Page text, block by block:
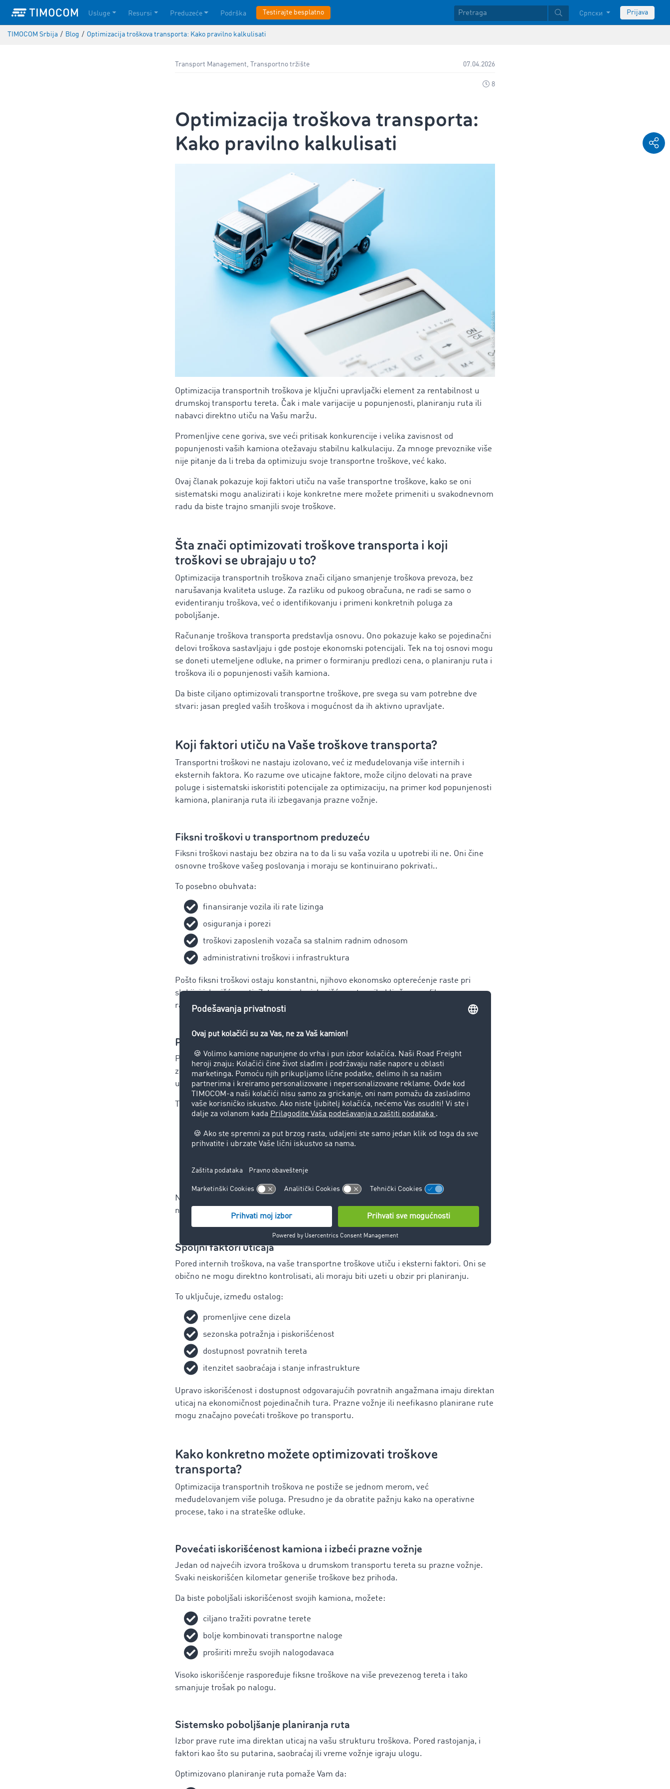
Usluge Resursi Preduzeće Podrška Testirajte besplatno Српски Prijava
TIMOCOM Srbija / Blog / Optimizacija troškova transporta: Kako pravilno kalkulisati
Transport Management, Transportno tržište 07.04.2026
8
Optimizacija troškova transporta:
Kako pravilno kalkulisati
Optimizacija transportnih troškova je ključni upravljački element za rentabilnost u
drumskoj transportu tereta. Čak i male varijacije u popunjenosti, planiranju ruta ili
nabavci direktno utiču na Vašu maržu.
Promenljive cene goriva, sve veći pritisak konkurencije i velika zavisnost od
popunjenosti vaših kamiona otežavaju stabilnu kalkulaciju. Za mnoge prevoznike više
nije pitanje da li treba da optimizuju svoje transportne troškove, već kako.
Ovaj članak pokazuje koji faktori utiču na vaše transportne troškove, kako se oni
sistematski mogu analizirati i koje konkretne mere možete primeniti u svakodnevnom
radu da biste trajno smanjili svoje troškove.
Šta znači optimizovati troškove transporta i koji
troškovi se ubrajaju u to?
Optimizacija transportnih troškova znači ciljano smanjenje troškova prevoza, bez
narušavanja kvaliteta usluge. Za razliku od pukoog obračuna, ne radi se samo o
evidentiranju troškova, već o identifikovanju i primeni konkretnih poluga za
poboljšanje.
Računanje troškova transporta predstavlja osnovu. Ono pokazuje kako se pojedinačni
delovi troškova sastavljaju i gde postoje ekonomski potencijali. Tek na toj osnovi mogu
se doneti utemeljene odluke, na primer o formiranju predlozi cena, o planiranju ruta i
troškova ili o popunjenosti vaših kamiona.
Da biste ciljano optimizovali transportne troškove, pre svega su vam potrebne dve
stvari: jasan pregled vaših troškova i mogućnost da ih aktivno upravljate.
Koji faktori utiču na Vaše troškove transporta?
Transportni troškovi ne nastaju izolovano, već iz međudelovanja više internih i
eksternih faktora. Ko razume ove uticajne faktore, može ciljno delovati na prave
poluge i sistematski iskoristiti potencijale za optimizaciju, na primer kod popunjenosti
kamiona, planiranja ruta ili izbegavanja prazne vožnje.
Fiksni troškovi u transportnom preduzeću
Fiksni troškovi nastaju bez obzira na to da li su vaša vozila u upotrebi ili ne. Oni čine
osnovne troškove vašeg poslovanja i moraju se kontinuirano pokrivati..
To posebno obuhvata:
finansiranje vozila ili rate lizinga
osiguranja i porezi
troškovi zaposlenih vozača sa stalnim radnim odnosom
administrativni troškovi i infrastruktura
Pošto fiksni troškovi ostaju konstantni, njihovo ekonomsko opterećenje raste pri
slabijoj iskorišćenosti. Zato je visoka iskorišćenost vozila ključna za efikasnu
raspodelu ovih troškova.
Promenljivi troškovi u transportnom procesu
Promenljivi troškovi nastaju direktno tokom obavljanja transporta. Oni se menjaju u
zavisnosti od broja pređenih kilometara, iskorišćenosti tovarnog prostora i konkretnih
uslova rada.
Tipični promenljivi troškovi su:
putarine
popravke i gume
Na ove troškove može se uticati operativnim merama, na primer optimizovanim
načinom vožnje, preventivnim održavanjem ili efikasnim planiranjem ruta.
Spoljni faktori uticaja
Pored internih troškova, na vaše transportne troškove utiču i eksterni faktori. Oni se
obično ne mogu direktno kontrolisati, ali moraju biti uzeti u obzir pri planiranju.
To uključuje, između ostalog:
promenljive cene dizela
sezonska potražnja i piskorišćenost
dostupnost povratnih tereta
itenzitet saobraćaja i stanje infrastrukture
Upravo iskorišćenost i dostupnost odgovarajućih povratnih angažmana imaju direktan
uticaj na ekonomičnost pojedinačnih tura. Prazne vožnje ili neefikasno planirane rute
mogu značajno povećati troškove po transportu.
Kako konkretno možete optimizovati troškove
transporta?
Optimizacija transportnih troškova ne postiže se jednom merom, već
međudelovanjem više poluga. Presudno je da obratite pažnju kako na operativne
procese, tako i na strateške odluke.
Povećati iskorišćenost kamiona i izbeći prazne vožnje
Jedan od najvećih izvora troškova u drumskom transportu tereta su prazne vožnje.
Svaki neiskorišćen kilometar generiše troškove bez prihoda.
Da biste poboljšali iskorišćenost svojih kamiona, možete:
ciljano tražiti povratne terete
bolje kombinovati transportne naloge
proširiti mrežu svojih nalogodavaca
Visoko iskorišćenje raspoređuje fiksne troškove na više prevezenog tereta i tako
smanjuje trošak po nalogu.
Sistemsko poboljšanje planiranja ruta
Izbor prave rute ima direktan uticaj na vašu strukturu troškova. Pored rastojanja, i
faktori kao što su putarina, saobraćaj ili vreme vožnje igraju ulogu.
Optimizovano planiranje ruta pomaže Vam da: